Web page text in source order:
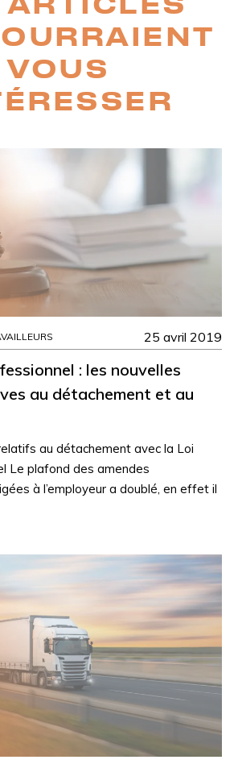
VOUS
25 avril 2019
: les nouvelles
au détachement et au
au détachement avec la Loi
Le plafond des amendes
à l’employeur a doublé, en effet il